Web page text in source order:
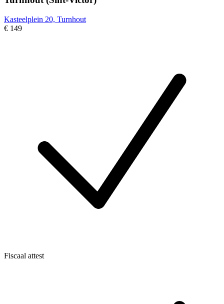
Kasteelplein 20, Turnhout
€ 149
Fiscaal attest